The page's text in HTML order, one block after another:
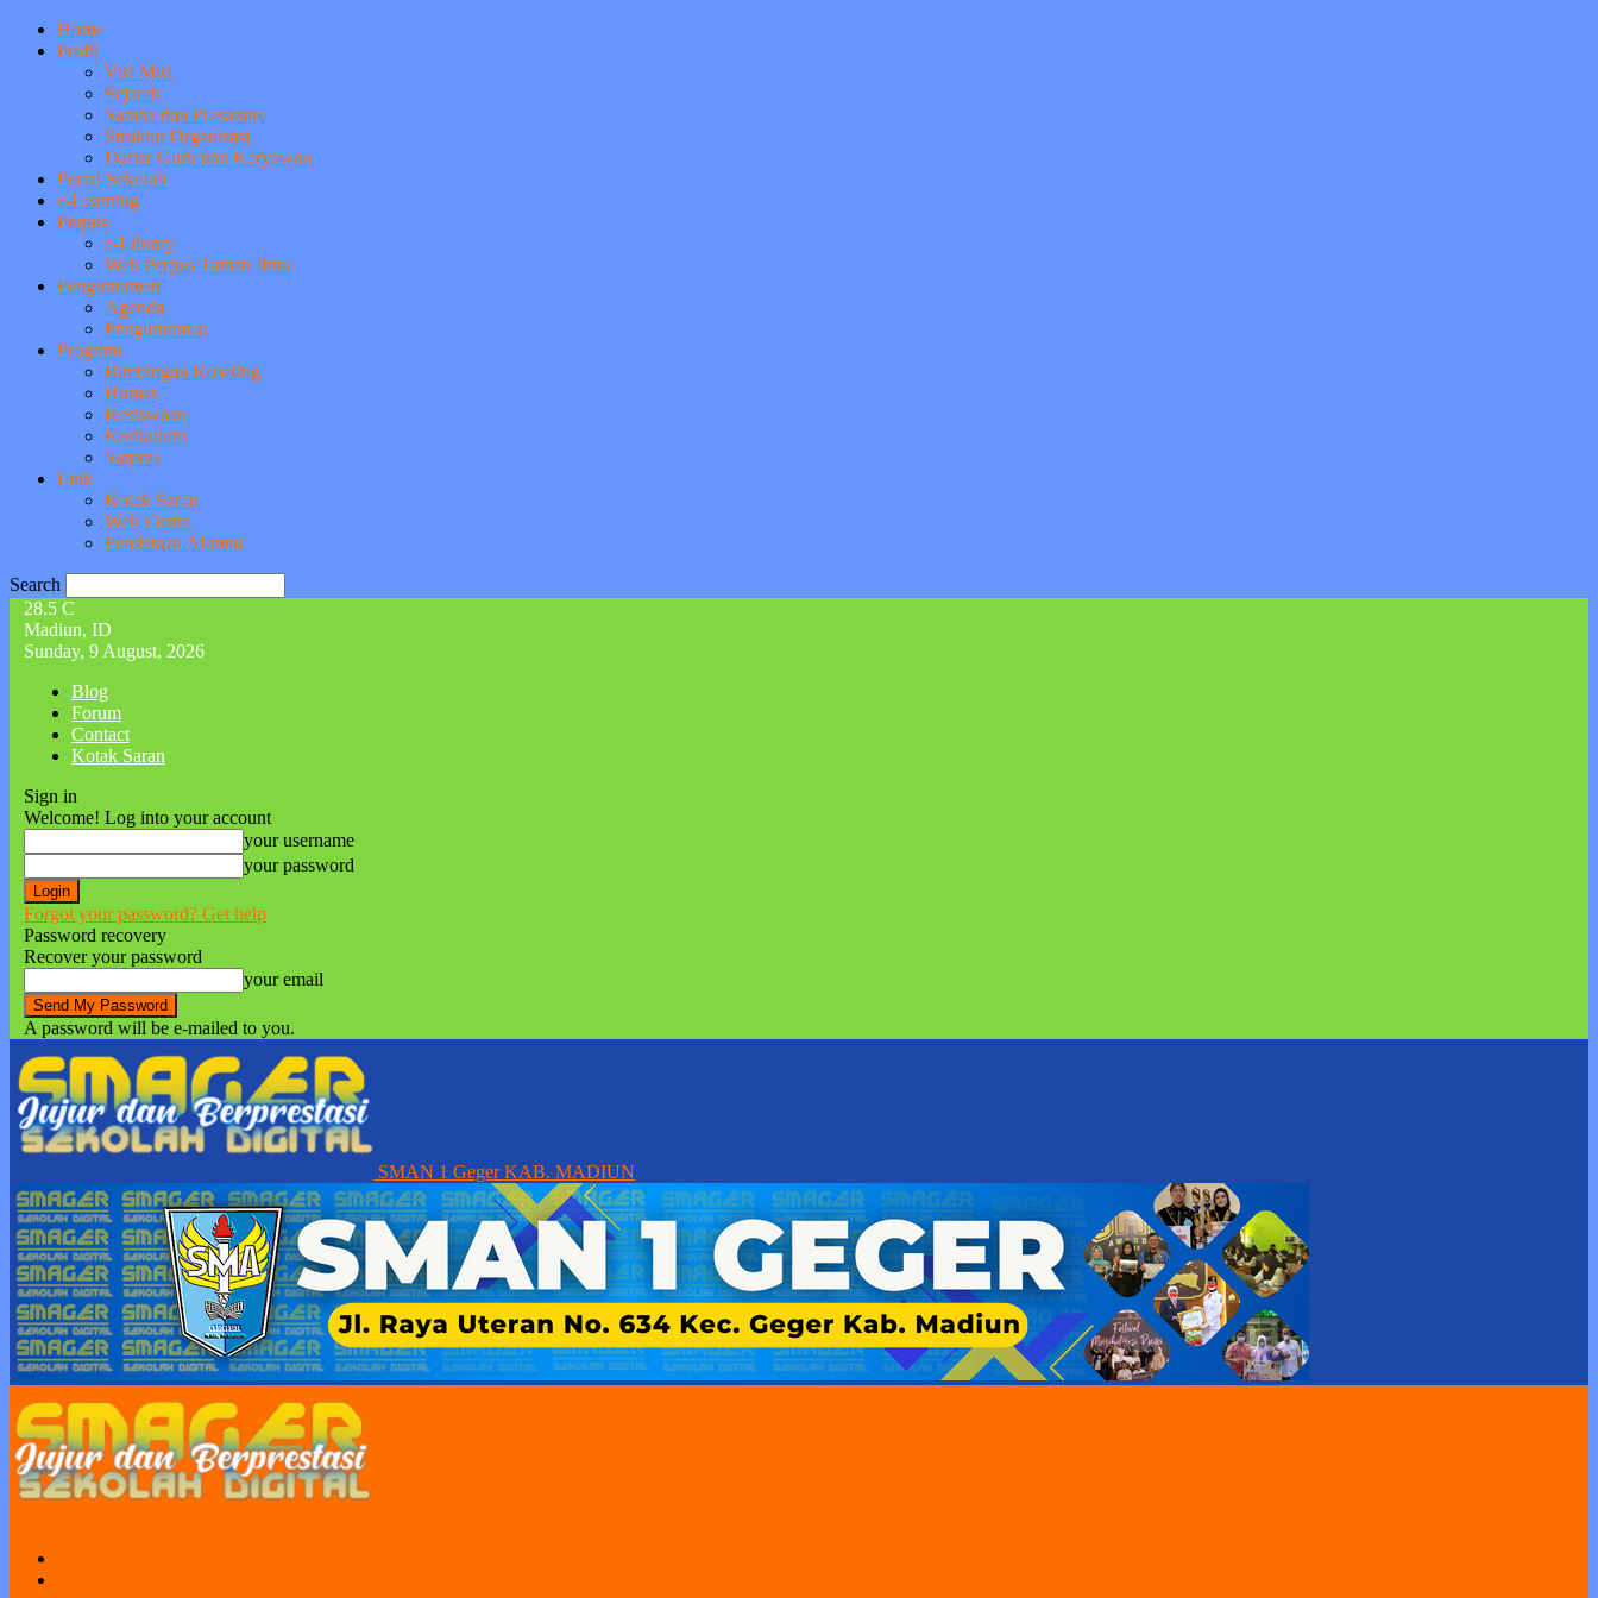
Home
Profil
Visi Misi
Sejarah
Sarana dan Prasarana
Struktur Organisasi
Daftar Guru dan Karyawan
Portal Sekolah
e-Learning
Perpus
e-Library
Web Perpus Taman Ilmu
Pengumuman
Agenda
Pengumuman
Program
Bimbingan Koseling
Humas
Kesiswaan
Kurikulum
Sarpras
Link
Kotak Saran
Web Ekstra
Pendataan Alumni
Search
28.5 C
Madiun, ID
Sunday, 9 August, 2026
Blog
Forum
Contact
Kotak Saran
Sign in
Welcome! Log into your account
your username
your password
Forgot your password? Get help
Password recovery
Recover your password
your email
A password will be e-mailed to you.
SMAN 1 Geger KAB. MADIUN